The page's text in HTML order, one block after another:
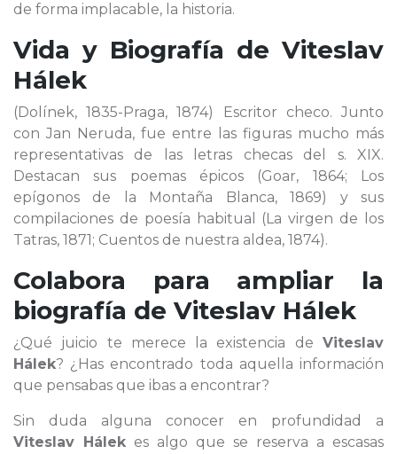
de forma implacable, la historia.
Vida y Biografía de Viteslav
Hálek
(Dolínek, 1835-Praga, 1874) Escritor checo. Junto
con Jan Neruda, fue entre las figuras mucho más
representativas de las letras checas del s. XIX.
Destacan sus poemas épicos (Goar, 1864; Los
epígonos de la Montaña Blanca, 1869) y sus
compilaciones de poesía habitual (La virgen de los
Tatras, 1871; Cuentos de nuestra aldea, 1874).
Colabora para ampliar la
biografía de Viteslav Hálek
¿Qué juicio te merece la existencia de Viteslav
Hálek? ¿Has encontrado toda aquella información
que pensabas que ibas a encontrar?
Sin duda alguna conocer en profundidad a
Viteslav Hálek es algo que se reserva a escasas